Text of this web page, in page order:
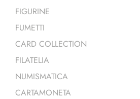
FIGURINE
FUMETTI
CARD COLLECTION
FILATELIA
NUMISMATICA
CARTAMONETA